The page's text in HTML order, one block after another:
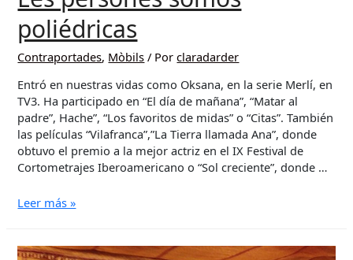
poliédricas
Contraportades, Mòbils / Porclaradarder
Entró en nuestras vidas como Oksana, en la serie Merlí, en
TV3. Ha participado en “El día de mañana”, “Matar al
padre”, Hache”, “Los favoritos de midas” o “Citas”. También
las películas “Vilafranca”,”La Tierra llamada Ana”, donde
obtuvo el premio a la mejor actriz en el IX Festival de
Cortometrajes Iberoamericano o “Sol creciente”, donde …
Les
poliédricas
Leer más »